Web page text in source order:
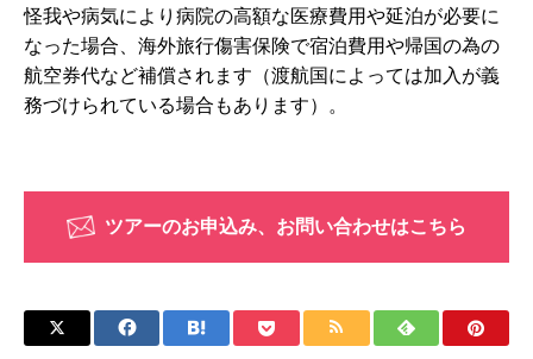
怪我や病気により病院の高額な医療費用や延泊が必要に
なった場合、海外旅行傷害保険で宿泊費用や帰国の為の
航空券代など補償されます（渡航国によっては加入が義
務づけられている場合もあります）。
ツアーのお申込み、お問い合わせはこちら